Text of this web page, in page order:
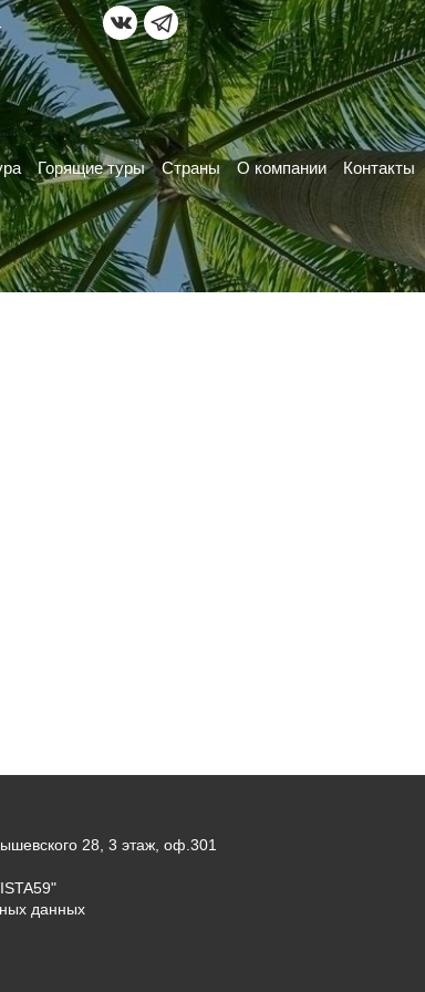
Горящие туры Страны О компании Контакты
28, 3 этаж, оф.301
данных